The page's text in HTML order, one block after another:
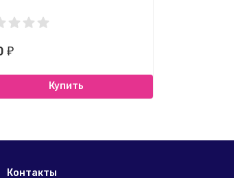
₽
Купить
Контакты